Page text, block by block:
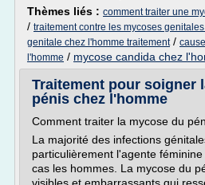
Thèmes liés : comment traiter une
/ traitement contre les mycoses
genitale chez l'homme traitement/
l'homme / mycose candida chez
Traitement pour soigner
pénis chez l'homme
Comment traiter la mycose du
La majorité des infections
particulièrement l'agente
cas les hommes. La mycose du